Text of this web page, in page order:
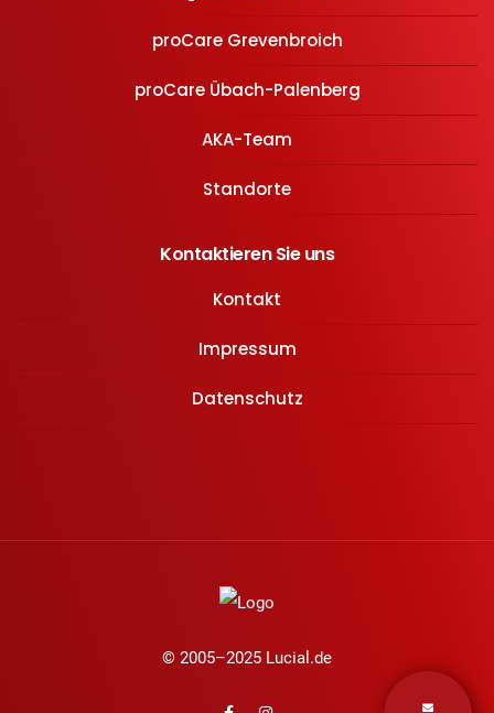
proCare Grevenbroich
proCare Übach-Palenberg
AKA-Team
Standorte
Kontaktieren Sie uns
Kontakt
Impressum
Datenschutz
© 2005–2025 Lucial.de